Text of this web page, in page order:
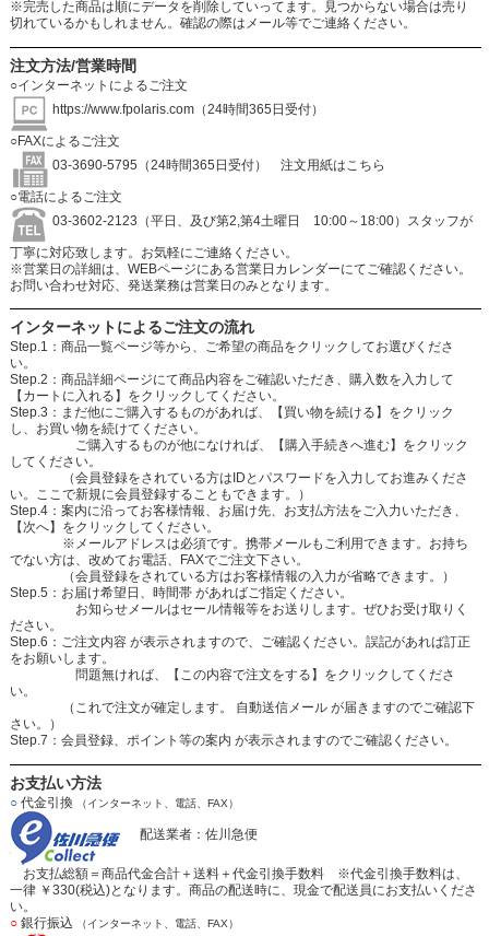
※完売した商品は順にデータを削除していってます。見つからない場合は売り
切れているかもしれません。確認の際はメール等でご連絡ください。
注文方法/営業時間
○インターネットによるご注文
https://www.fpolaris.com（24時間365日受付）
○FAXによるご注文
03-3690-5795（24時間365日受付）
注文用紙はこちら
○電話によるご注文
03-3602-2123（平日、及び第2,第4土曜日 10:00～18:00）スタッフが
丁寧に対応致します。お気軽にご連絡ください。
※営業日の詳細は、WEBページにある営業日カレンダーにてご確認ください。
お問い合わせ対応、発送業務は営業日のみとなります。
インターネットによるご注文の流れ
Step.1：商品一覧ページ等から、ご希望の商品をクリックしてお選びくださ
い。
Step.2：商品詳細ページにて商品内容をご確認いただき、購入数を入力して
【カートに入れる】をクリックしてください。
Step.3：まだ他にご購入するものがあれば、【買い物を続ける】をクリック
し、お買い物を続けてください。
ご購入するものが他になければ、【購入手続きへ進む】をクリック
してください。
（会員登録をされている方はIDとパスワードを入力してお進みくださ
い。ここで新規に会員登録することもできます。）
Step.4：案内に沿ってお客様情報、お届け先、お支払方法をご入力いただき、
【次へ】をクリックしてください。
※メールアドレスは必須です。携帯メールもご利用できます。お持ち
でない方は、改めてお電話、FAXでご注文下さい。
（会員登録をされている方はお客様情報の入力が省略できます。）
Step.5：お届け希望日、時間帯 があればご指定ください。
お知らせメールはセール情報等をお送りします。ぜひお受け取りく
ださい。
Step.6：ご注文内容 が表示されますので、ご確認ください。誤記があれば訂正
をお願いします。
問題無ければ、【この内容で注文をする】をクリックしてくださ
い。
（これで注文が確定します。 自動送信メール が届きますのでご確認下
さい。）
Step.7：会員登録、ポイント等の案内 が表示されますのでご確認ください。
お支払い方法
○代金引換 （インターネット、電話、FAX）
配送業者：佐川急便
お支払総額＝商品代金合計＋送料＋代金引換手数料 ※代金引換手数料は、
一律 ￥330(税込)となります。商品の配送時に、現金で配送員にお支払いくださ
い。
○銀行振込 （インターネット、電話、FAX）